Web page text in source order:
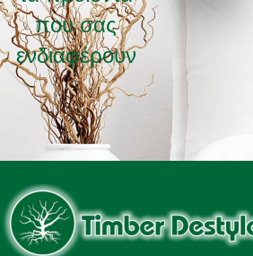
που σας
ενδιαφέρουν
ΚΑΤΑΛΟΓΟΣ 2025